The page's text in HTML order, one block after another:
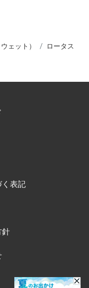
ェット） ロータス
く表記
針